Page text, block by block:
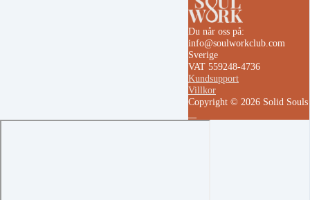
Du når oss på:
info@soulworkclub.com
Sverige
VAT 559248-4736
Kundsupport
Villkor
Copyright © 2026 Solid